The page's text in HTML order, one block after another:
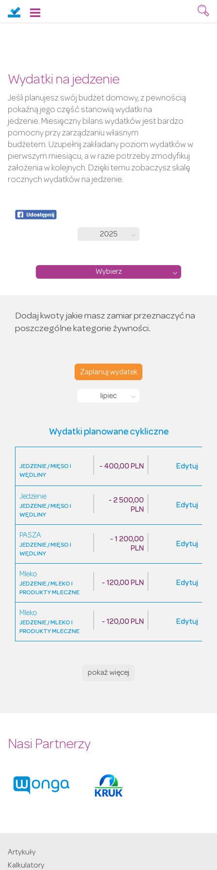
Wydatki na jedzenie
Jeśli planujesz swój budżet domowy, z pewnością
pokaźną jego część stanowią wydatki na
jedzenie. Miesięczny bilans wydatków jest bardzo
pomocny przy zarządzaniu własnym
budżetem. Uzupełnij zakładany poziom wydatków w
pierwszym miesiącu, a w razie potrzeby zmodyfikuj
założenia w kolejnych. Dzięki temu zobaczysz skalę
rocznych wydatków na jedzenie.
2025
Wybierz
Dodaj kwoty jakie masz zamiar przeznaczyć na
poszczególne kategorie żywności.
Zaplanuj wydatek
lipiec
Wydatki planowane cykliczne
JEDZENIE / MIĘSO I
WĘDLINY
- 400,00 PLN Edytuj
Jedzenie
JEDZENIE / MIĘSO I
WĘDLINY
- 2 500,00
PLN
Edytuj
PASZA
JEDZENIE / MIĘSO I
WĘDLINY
- 1 200,00
PLN
Edytuj
Mleko
JEDZENIE / MLEKO I
PRODUKTY MLECZNE
- 120,00 PLN Edytuj
Mleko
JEDZENIE / MLEKO I
PRODUKTY MLECZNE
- 120,00 PLN Edytuj
pokaż więcej
Nasi Partnerzy
Artykuły
Kalkulatory